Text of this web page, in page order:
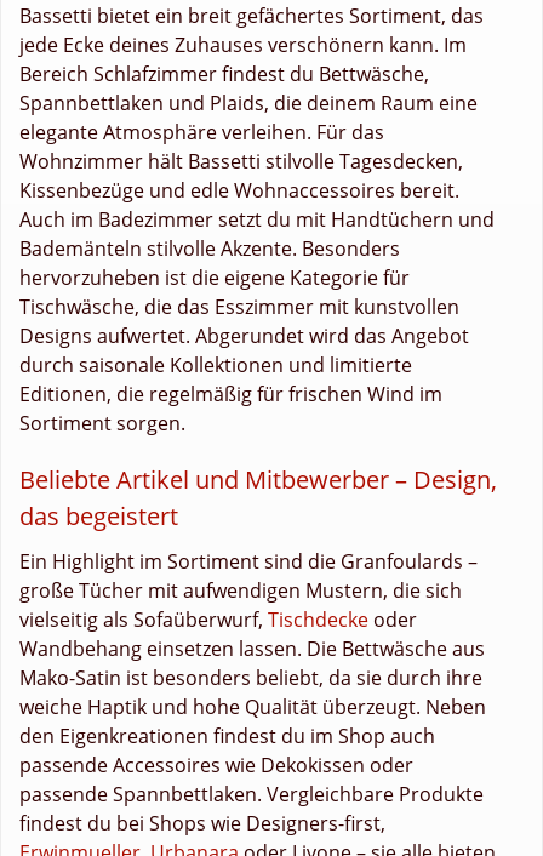
Bassetti bietet ein breit gefächertes Sortiment, das
jede Ecke deines Zuhauses verschönern kann. Im
Bereich Schlafzimmer findest du Bettwäsche,
Spannbettlaken und Plaids, die deinem Raum eine
elegante Atmosphäre verleihen. Für das
Wohnzimmer hält Bassetti stilvolle Tagesdecken,
Kissenbezüge und edle Wohnaccessoires bereit.
Auch im Badezimmer setzt du mit Handtüchern und
Bademänteln stilvolle Akzente. Besonders
hervorzuheben ist die eigene Kategorie für
Tischwäsche, die das Esszimmer mit kunstvollen
Designs aufwertet. Abgerundet wird das Angebot
durch saisonale Kollektionen und limitierte
Editionen, die regelmäßig für frischen Wind im
Sortiment sorgen.
Beliebte Artikel und Mitbewerber – Design,
das begeistert
Ein Highlight im Sortiment sind die Granfoulards –
große Tücher mit aufwendigen Mustern, die sich
vielseitig als Sofaüberwurf, Tischdecke oder
Wandbehang einsetzen lassen. Die Bettwäsche aus
Mako-Satin ist besonders beliebt, da sie durch ihre
weiche Haptik und hohe Qualität überzeugt. Neben
den Eigenkreationen findest du im Shop auch
passende Accessoires wie Dekokissen oder
passende Spannbettlaken. Vergleichbare Produkte
findest du bei Shops wie Designers-first,